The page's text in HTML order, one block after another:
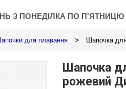
З ПОНЕДІЛКА ПО П'ЯТНИЦЮ
для плавання > Шапочка
Шапочка
рожевий